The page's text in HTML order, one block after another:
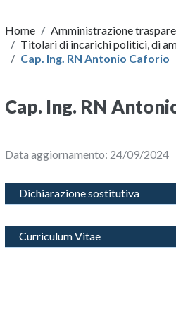
Home Amministrazione
Titolari di incarichi politici, di
Cap. Ing. RN Antonio Caforio
Cap. Ing. RN
Data aggiornamento: 24/09/2024
Dichiarazione sostitutiva
Curriculum Vitae